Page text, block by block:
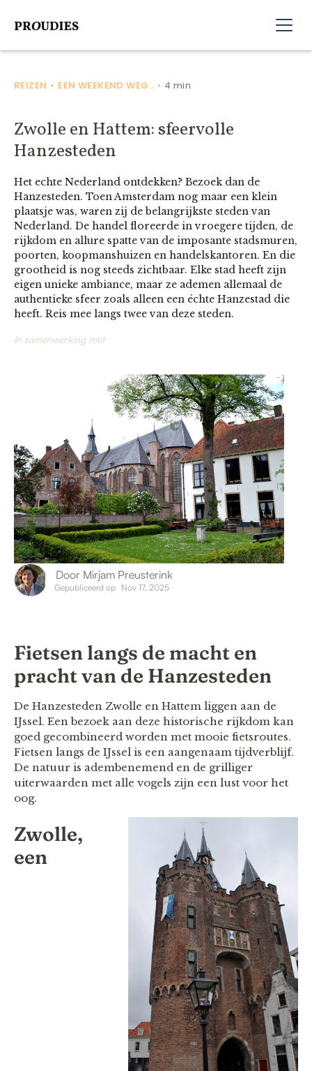
REIZEN • EEN WEEKEND WEG.. • 4 min
Zwolle en Hattem: sfeervolle
Hanzesteden
Het echte Nederland ontdekken? Bezoek dan de
Hanzesteden. Toen Amsterdam nog maar een klein
plaatsje was, waren zij de belangrijkste steden van
Nederland. De handel floreerde in vroegere tijden, de
rijkdom en allure spatte van de imposante stadsmuren,
poorten, koopmanshuizen en handelskantoren. En die
grootheid is nog steeds zichtbaar. Elke stad heeft zijn
eigen unieke ambiance, maar ze ademen allemaal de
authentieke sfeer zoals alleen een échte Hanzestad die
heeft. Reis mee langs twee van deze steden.
In samenwerking met
Door Mirjam Preusterink
Gepubliceerd op Nov 17, 2025
Fietsen langs de macht en
pracht van de Hanzesteden
De Hanzesteden Zwolle en Hattem liggen aan de
IJssel. Een bezoek aan deze historische rijkdom kan
goed gecombineerd worden met mooie fietsroutes.
Fietsen langs de IJssel is een aangenaam tijdverblijf.
De natuur is adembenemend en de grilliger
uiterwaarden met alle vogels zijn een lust voor het
oog.
Zwolle,
een